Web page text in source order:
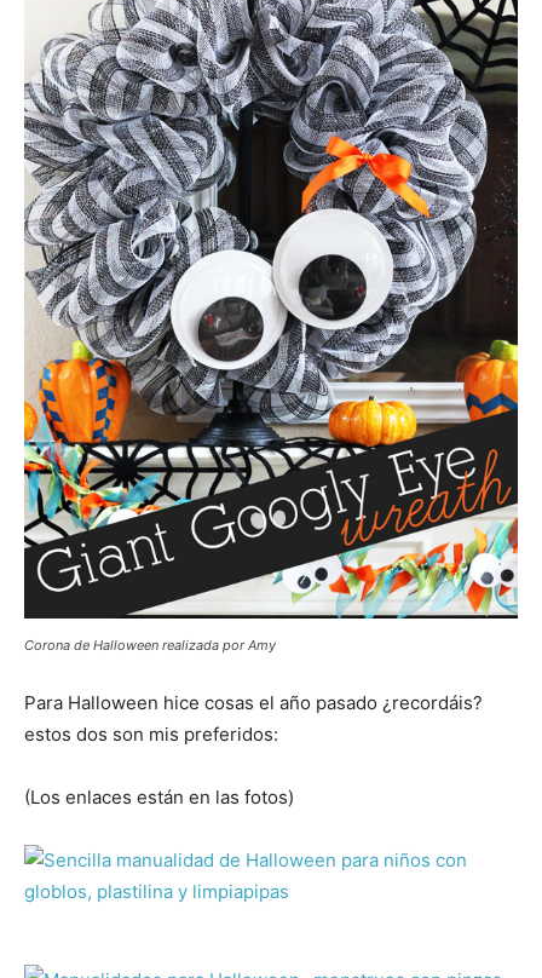
Corona de Halloween realizada por Amy
Para Halloween hice cosas el año pasado ¿recordáis?
estos dos son mis preferidos:
(Los enlaces están en las fotos)